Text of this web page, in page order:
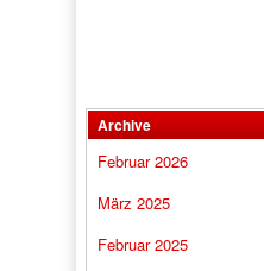
Archive
Februar 2026
März 2025
Februar 2025